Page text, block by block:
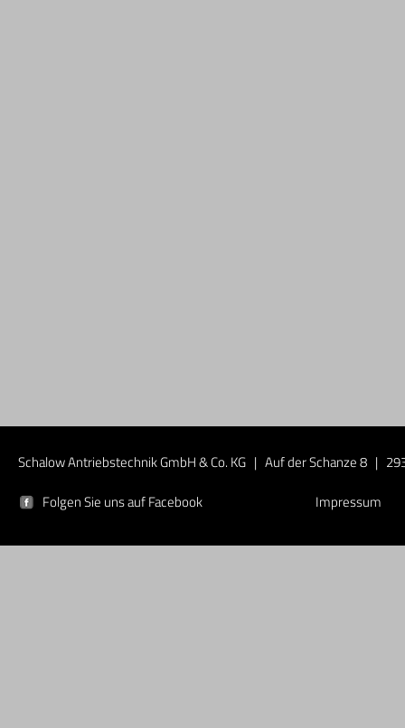
Schalow Antriebstechnik GmbH & Co. KG | Auf der Schanze 8 |
Folgen Sie uns auf Facebook Impressum